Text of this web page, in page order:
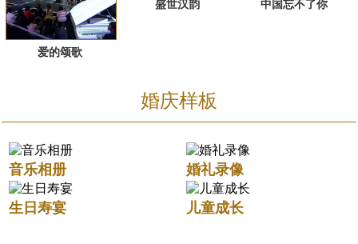
爱的颂歌
盛世汉韵 中国忘不了你
婚庆样板
音乐相册 婚礼录像
生日寿宴 儿童成长